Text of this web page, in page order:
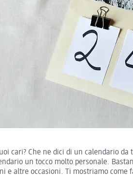
cari? Che ne dici di un calendario da
un tocco molto personale.
e altre occasioni. Ti mostriamo come